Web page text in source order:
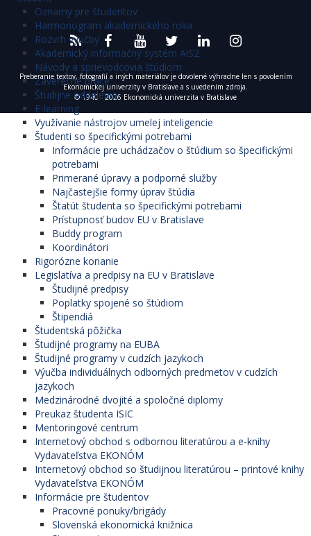
Oznamy pre študentov
Harmonogram akademického roka
Rozvrh výučby
Akademický informačný systém AiS2
Návody a sprievodcovia štúdiom
Záverečné práce
Študijné oddelenia
E-learning
Využívanie nástrojov umelej inteligencie
Študenti so špecifickými potrebami
Informácie pre uchádzačov o štúdium so špecifickými
potrebami
Primerané úpravy a podporné služby
Najčastejšie formy úprav štúdia
Štatút študenta so špecifickými potrebami
Prístupnosť budov EU v Bratislave
Buddy program
Koordinátori
Rigorózne konanie
Legislatíva a predpisy na EU v Bratislave
Študijné predpisy
Poplatky spojené so štúdiom
Štipendiá
Študentská pôžička
Študijné programy na EUBA
Študijné programy v cudzích jazykoch
Výučba individuálnych odborných predmetov v cudzích
jazykoch
Medzinárodné dvojité a spoločné diplomy
Preukaz študenta ISIC
Mentoringové centrum
Internetový obchod s odbornou literatúrou a e-knihy
Vydavateľstva EKONÓM
Internetový obchod so študijnou literatúrou – printové knihy
Vydavateľstva EKONÓM
Informácie pre študentov
Pracovné ponuky/brigády
Slovenská ekonomická knižnica
Preberanie textov, fotografií a iných materiálov je dovolené výhradne len s povolením
Ekonomickej univerzity v Bratislave a s uvedením zdroja.
© 1940 - 2026 Ekonomická univerzita v Bratislave